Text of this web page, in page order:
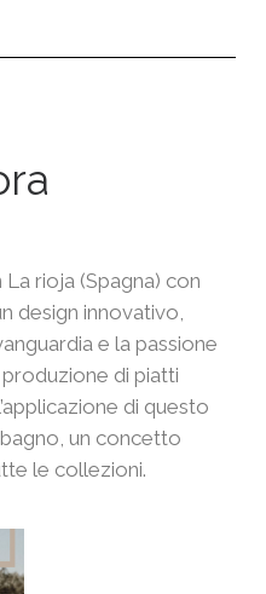
La rioja (Spagna) con
design innovativo,
e la passione
di piatti
di questo
un concetto
le collezioni.